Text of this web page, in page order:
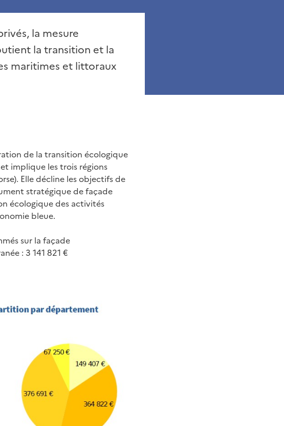
la mesure
la transition et la
maritimes et littoraux
de la transition écologique
implique les trois régions
Elle décline les objectifs de
stratégique de façade
écologique des activités
bleue.
sur la façade
: 3 141 821 €